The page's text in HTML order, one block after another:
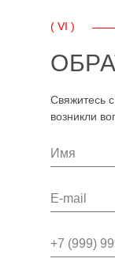
Свяжитесь
возникли
( VI )